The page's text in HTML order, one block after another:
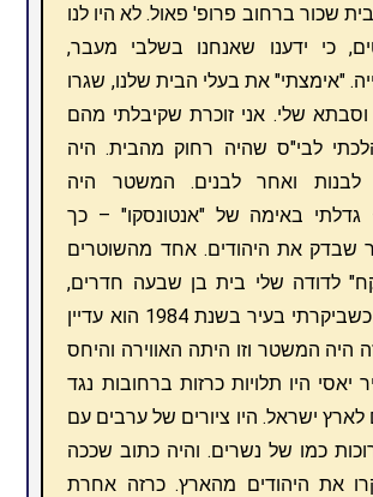
שכור ברחוב פרופ' פאול. לא היו לנו
כי ידענו שאנחנו בשלבי מעבר,
"אימצתי" את בעלי הבית שלנו, שגרו
וסבתא שלי. אני זוכרת שקיבלתי מהם
לבי"ס שהיה רחוק מהבית. היה
לבנות ואחר לבנים. המשטר היה
גדלתי באימה של "אנטונסקו" – כך
שבדק את היהודים. אחד מהשוטרים
לדודה שלי בית בן שבעה חדרים,
והתגורר בו. כשביקרתי בעיר בשנת 1984 הוא עדיין
היה המשטר וזו היתה האווירה והיחס
יאסי היו תלויות כרזות ברחובות נגד
לארץ ישראל. היו ציורים של ערבים עם
כמו של נשרים. והיה כתוב שככה
את היהודים מהארץ. כרזה אחרת